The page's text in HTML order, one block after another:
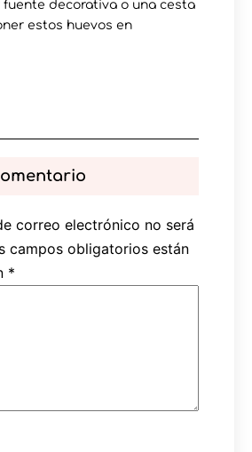
decorativa o una cesta
estos huevos en
correo electrónico no será
campos obligatorios están
*